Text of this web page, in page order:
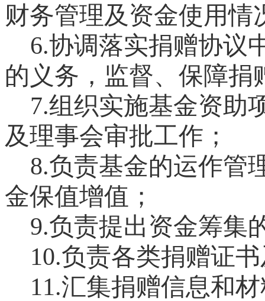
财务管理及资金使用情
6.协调落实捐赠协议
的义务，监督、保障捐
7.组织实施基金资助
及理事会审批工作；
8.负责基金的运作管
金保值增值；
9.负责提出资金筹集
10.负责各类捐赠证
11.汇集捐赠信息和